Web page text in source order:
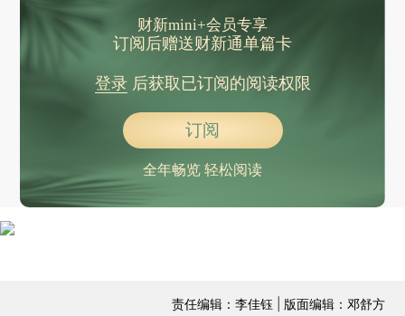
财新mini+会员专享
订阅后赠送财新通单篇卡
登录后获取已订阅的阅读权限
订阅
全年畅览 轻松阅读
责任编辑：李佳钰 | 版面编辑：邓舒方